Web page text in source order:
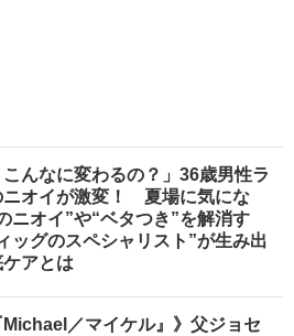
こんなに変わるの？」36歳男性ラ
ニオイが激変！ 夏場に気にな
ニオイ”や“ベタつき”を解消す
ッグのスペシャリスト”が生み出
ケアとは
Michael／マイケル』》父ジョセ